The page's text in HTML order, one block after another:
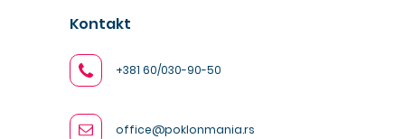
Kontakt
+381 60/030-90-50
office@poklonmania.rs